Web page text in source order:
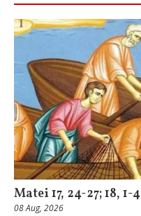
Matei 17, 24-27; 18, 1-4
08 Aug, 2026